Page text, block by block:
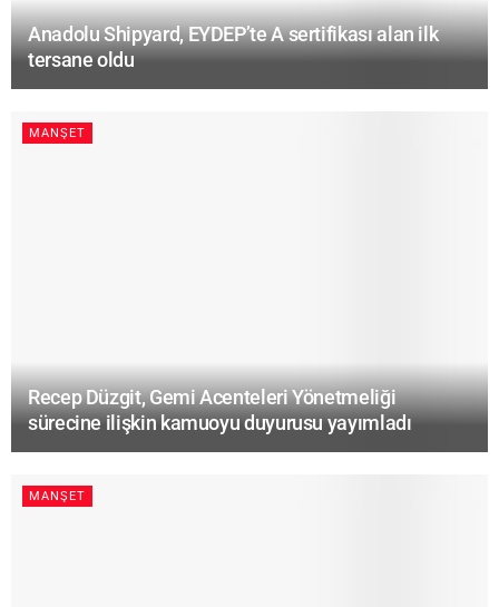
Anadolu Shipyard, EYDEP’te A sertifikası alan ilk
tersane oldu
MANŞET
Recep Düzgit, Gemi Acenteleri Yönetmeliği
sürecine ilişkin kamuoyu duyurusu yayımladı
MANŞET